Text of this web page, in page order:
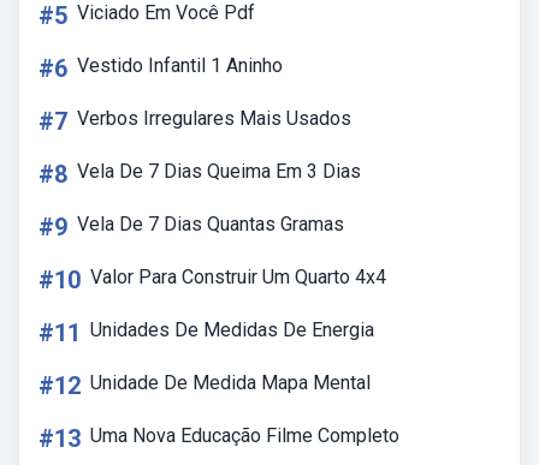
#5 Viciado Em Você Pdf
#6 Vestido Infantil 1 Aninho
#7 Verbos Irregulares Mais Usados
#8 Vela De 7 Dias Queima Em 3 Dias
#9 Vela De 7 Dias Quantas Gramas
#10 Valor Para Construir Um Quarto 4x4
#11 Unidades De Medidas De Energia
#12 Unidade De Medida Mapa Mental
#13 Uma Nova Educação Filme Completo